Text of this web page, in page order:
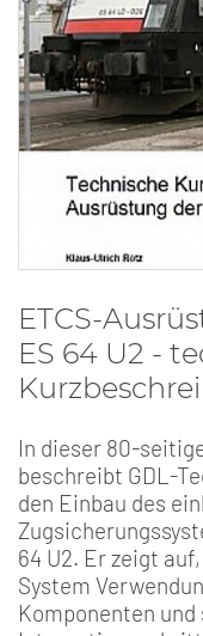
ETCS-
ES 64 U2 -
In dieser 80-
beschreibt GDL-
den Einbau des
64 U2. Er zeigt
System
Komponenten